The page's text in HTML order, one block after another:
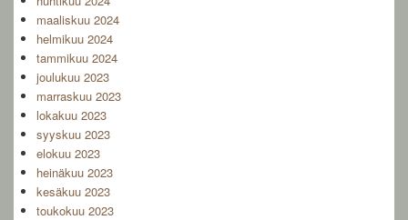
maaliskuu 2024
helmikuu 2024
tammikuu 2024
joulukuu 2023
marraskuu 2023
lokakuu 2023
syyskuu 2023
elokuu 2023
heinäkuu 2023
kesäkuu 2023
toukokuu 2023